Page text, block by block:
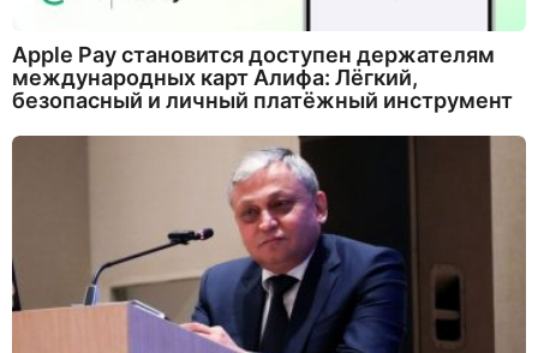
Apple Pay становится доступен держателям
международных карт Алифа: Лёгкий,
безопасный и личный платёжный инструмент